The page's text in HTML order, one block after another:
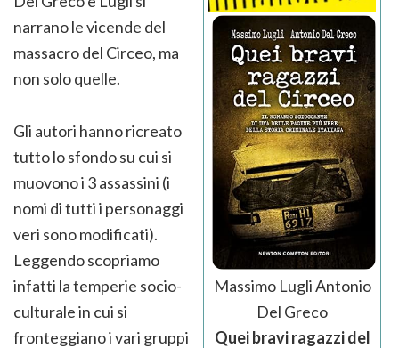
Massimo Lugli Antonio
Del Greco
Quei bravi ragazzi del
narrano le vicende del
massacro del Circeo, ma
non solo quelle.
Gli autori hanno ricreato
tutto lo sfondo su cui si
muovono i 3 assassini (i
nomi di tutti i personaggi
veri sono modificati).
Leggendo scopriamo
infatti la temperie socio-
culturale in cui si
fronteggiano i vari gruppi